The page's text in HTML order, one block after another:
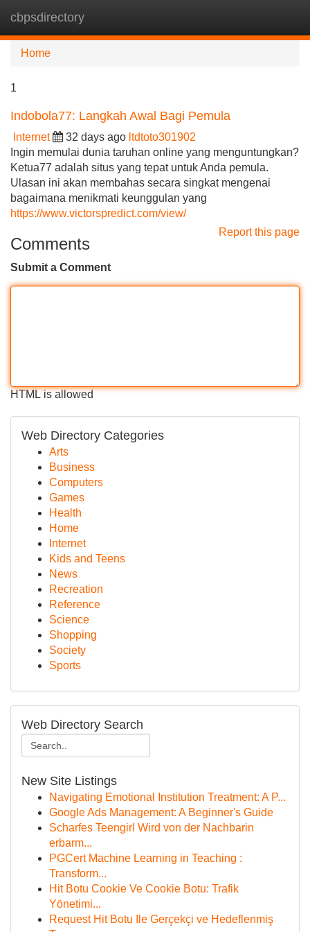
cbpsdirectory
Home
1
Indobola77: Langkah Awal Bagi Pemula
Internet 32 days ago ltdtoto301902
Ingin memulai dunia taruhan online yang menguntungkan?
Ketua77 adalah situs yang tepat untuk Anda pemula.
Ulasan ini akan membahas secara singkat mengenai
bagaimana menikmati keunggulan yang
https://www.victorspredict.com/view/
Report this page
Comments
Submit a Comment
HTML is allowed
Web Directory Categories
Arts
Business
Computers
Games
Health
Home
Internet
Kids and Teens
News
Recreation
Reference
Science
Shopping
Society
Sports
Web Directory Search
New Site Listings
Navigating Emotional Institution Treatment: A P...
Google Ads Management: A Beginner's Guide
Scharfes Teengirl Wird von der Nachbarin
erbarm...
PGCert Machine Learning in Teaching :
Transform...
Hit Botu Cookie Ve Cookie Botu: Trafik
Yönetimi...
Request Hit Botu Ile Gerçekçi ve Hedeflenmiş